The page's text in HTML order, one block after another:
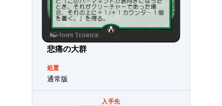
悲痛の大群
処置
通常版
入手先